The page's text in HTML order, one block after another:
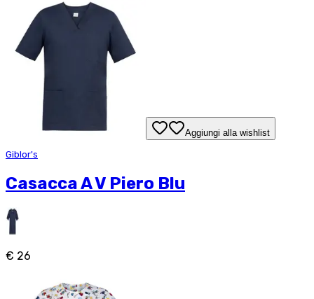
Aggiungi alla wishlist
Giblor's
Casacca A V Piero Blu
€ 26